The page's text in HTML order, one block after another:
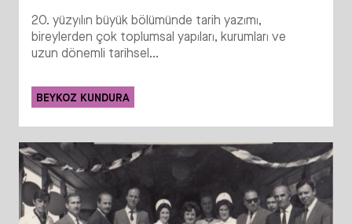
20. yüzyılın büyük bölümünde tarih yazımı,
bireylerden çok toplumsal yapıları, kurumları ve
uzun dönemli tarihsel...
BEYKOZ KUNDURA